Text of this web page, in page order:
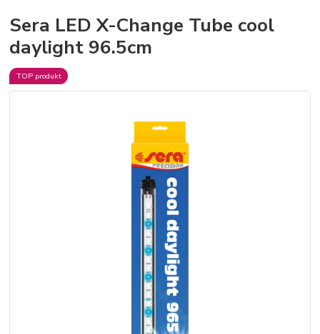
Sera LED X-Change Tube cool
daylight 96.5cm
TOP produkt